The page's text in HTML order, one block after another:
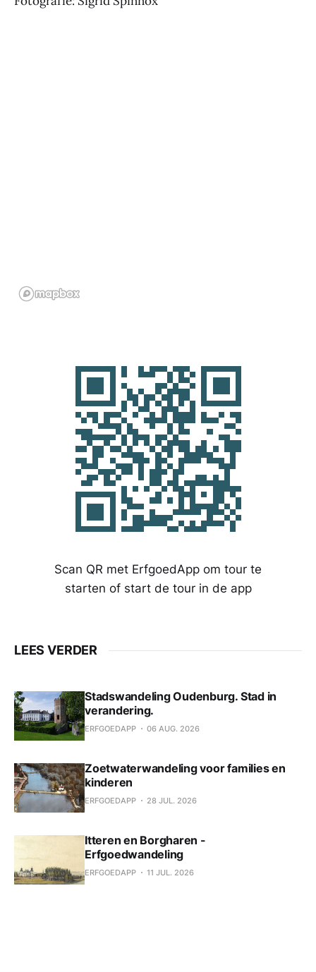
Scan QR met ErfgoedApp om tour te
starten of start de tour in de app
LEES VERDER
Stadswandeling Oudenburg. Stad in
verandering.
ERFGOEDAPP 06 AUG. 2026
Zoetwaterwandeling voor families en
kinderen
ERFGOEDAPP 28 JUL. 2026
Itteren en Borgharen -
Erfgoedwandeling
ERFGOEDAPP 11 JUL. 2026